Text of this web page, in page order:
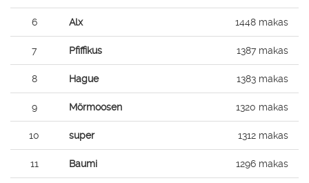
6 Alx 1448 makas
7 Pfiffikus 1387 makas
8 Hague 1383 makas
9 Mörmoosen 1320 makas
10 super 1312 makas
11 Baumi 1296 makas